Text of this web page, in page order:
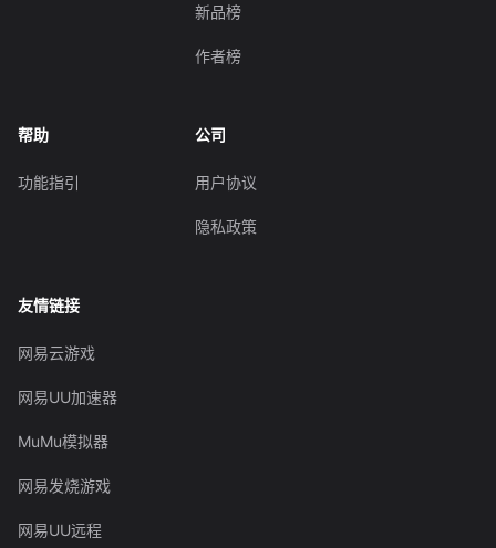
新品榜
作者榜
帮助
功能指引
公司
用户协议
隐私政策
友情链接
网易云游戏
网易UU加速器
MuMu模拟器
网易发烧游戏
网易UU远程